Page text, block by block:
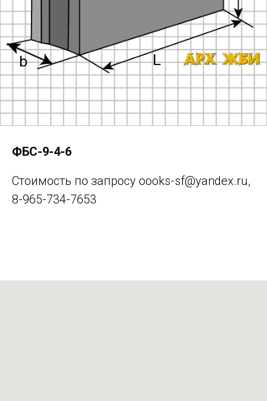
ФБС-9-4-6
Стоимость по запросу oooks-sf@yandex.ru,
8-965-734-7653